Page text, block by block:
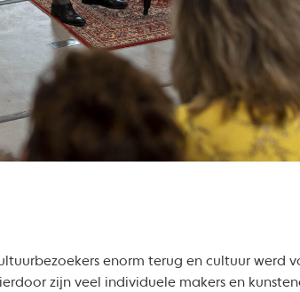
enorm terug en cultuur werd
zijn veel individuele makers en